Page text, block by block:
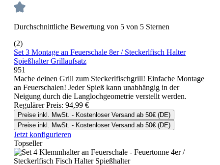
Durchschnittliche Bewertung von 5 von 5 Sternen
(2)
Set 3 Montage an Feuerschale 8er / Steckerlfisch Halter
Spießhalter Grillaufsatz
951
Mache deinen Grill zum Steckerlfischgrill! Einfache Montage
an Feuerschalen! Jeder Spieß kann unabhängig in der
Neigung durch die Langlochgeometrie verstellt werden.
Regulärer Preis: 94,99 €
Preise inkl. MwSt. - Kostenloser Versand ab 50€ (DE)
Preise inkl. MwSt. - Kostenloser Versand ab 50€ (DE)
Jetzt konfigurieren
Topseller